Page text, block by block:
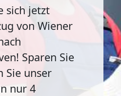
sich jetzt
von Wiener
Sparen Sie
Sie unser
nur 4